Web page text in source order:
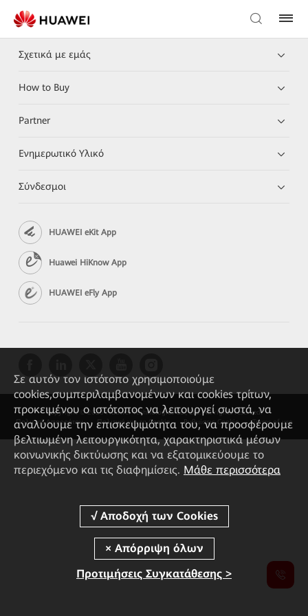
Σχετικά με εμάς
How to Buy
Partner
Ενημερωτικό Υλικό
Σύνδεσμοι
HUAWEI eKit App
Huawei HiKnow App
HUAWEI eFly App
Copyright © 2026 Huawei Technologies Co., Ltd. All rights reserved.
Πολιτική Απορρήτου
Πολιτική για τα Cookie Ρυθμίσεις Cookie Terms of use
Σε αυτόν τον ιστότοπο χρησιμοποιούμε
cookies,συμπεριλαμβανομένων και cookies τρίτων,
προκειμένου ο ιστότοπος να λειτουργεί σωστά, να
αναλύουμε την επισκεψιμότητα του, να προσφέρουμε
βελτιωμένη λειτουργικότητα, χαρακτηριστικά μέσων
κοινωνικής δικτύωσης και να εξατομικεύουμε το
περιεχόμενο και τις διαφημίσεις. Μάθε περισσότερα
Προτιμήσεις Συγκατάθεσης >